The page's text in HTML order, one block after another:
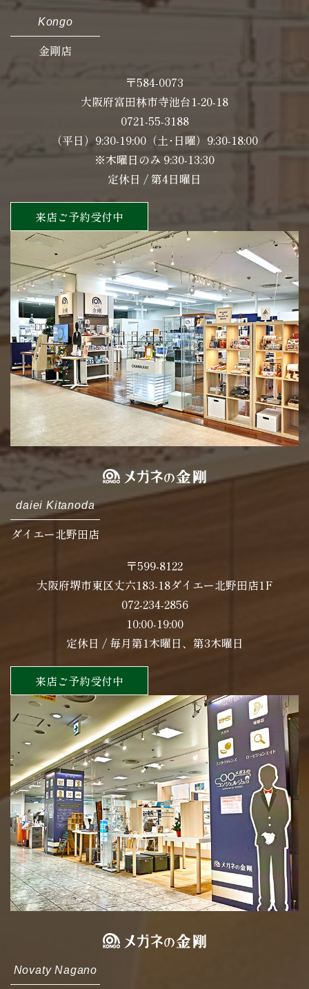
Kongo
金剛店
〒584-0073
大阪府富田林市寺池台1-20-18
0721-55-3188
（平日）9:30-19:00（土･日曜）9:30-18:00
※木曜日のみ 9:30-13:30
定休日 / 第4日曜日
来店ご予約受付中
daiei Kitanoda
ダイエー北野田店
〒599-8122
大阪府堺市東区丈六183-18ダイエー北野田店1F
072-234-2856
10:00-19:00
定休日 / 毎月第1木曜日、第3木曜日
来店ご予約受付中
Novaty Nagano